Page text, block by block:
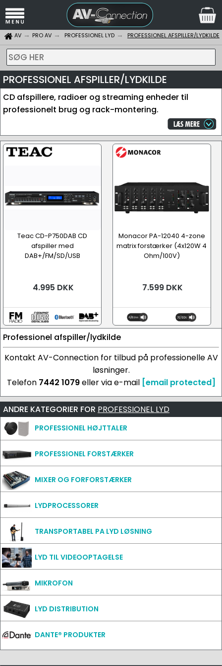
AV PRO AV PROFESSIONEL LYD PROFESSIONEL AFSPILLER/LYDKILDE
SØG HER
PROFESSIONEL AFSPILLER/LYDKILDE
CD afspillere, radioer og streaming enheder til
professionelt brug og rack-montering.
Teac CD-P750DAB CD
afspiller med
DAB+/FM/SD/USB
4.995 DKK
Monacor PA-12040 4-zone
matrix forstærker (4x120W 4
Ohm/100V)
7.599 DKK
Professionel afspiller/lydkilde
Kontakt AV-Connection for tilbud på professionelle AV
løsninger.
Telefon 7442 1079eller via e-mail [email protected]
ANDRE KATEGORIER FOR PROFESSIONEL LYD
PROFESSIONEL HØJTTALER
PROFESSIONEL FORSTÆRKER
MIXER OG FORFORSTÆRKER
LYDPROCESSORER
TRANSPORTABEL PA LYD LØSNING
LYD TIL VIDEOOPTAGELSE
MIKROFON
LYD DISTRIBUTION
DANTE® PRODUKTER